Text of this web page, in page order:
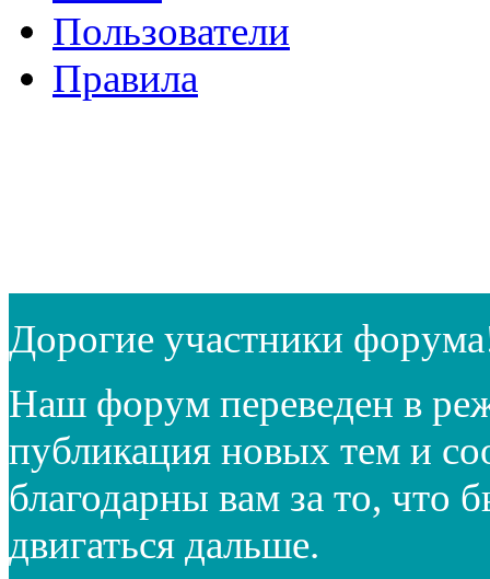
Пользователи
Правила
Дорогие участники
Наш форум переведен в
публикация новых тем и
благодарны вам за то, что
двигаться дальше.